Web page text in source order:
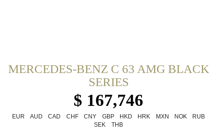
MERCEDES-BENZ C 63 AMG BLACK
SERIES
$ 167,746
EUR AUD CAD CHF CNY GBP HKD HRK MXN NOK
RUB
SEK
THB